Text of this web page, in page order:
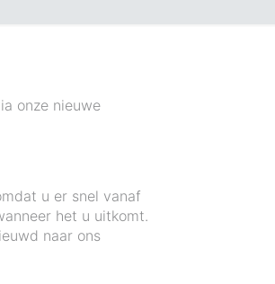
onze nieuwe
u er snel vanaf
het u uitkomt.
naar ons